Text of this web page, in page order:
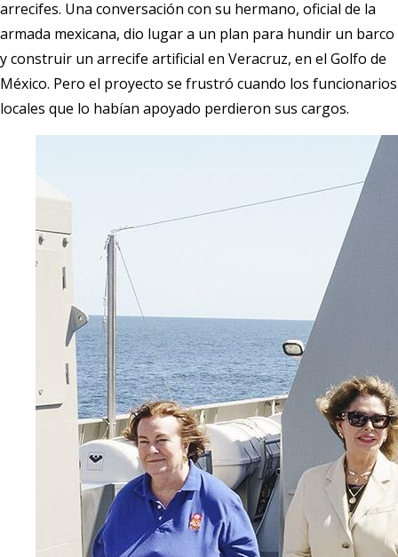
arrecifes. Una conversación con su hermano, oficial de la
armada mexicana, dio lugar a un plan para hundir un barco
y construir un arrecife artificial en Veracruz, en el Golfo de
México. Pero el proyecto se frustró cuando los funcionarios
locales que lo habían apoyado perdieron sus cargos.